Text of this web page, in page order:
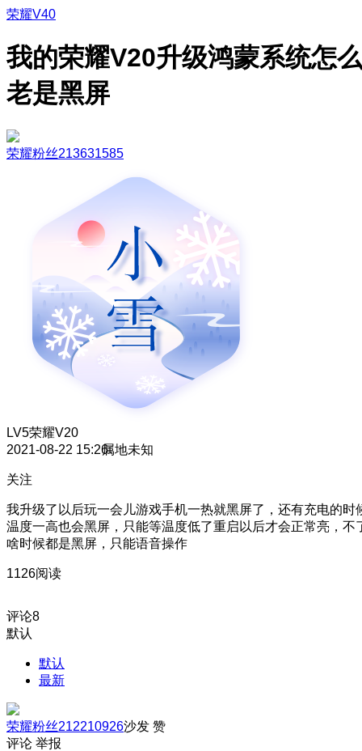
荣耀V40
我的荣耀V20升级鸿蒙系统怎么
老是黑屏
荣耀粉丝213631585
LV5荣耀V20
2021-08-22 15:26属地未知
关注
我升级了以后玩一会儿游戏手机一热就黑屏了，还有充电的时
温度一高也会黑屏，只能等温度低了重启以后才会正常亮，不
啥时候都是黑屏，只能语音操作
1126阅读
评论8
默认
默认
最新
荣耀粉丝212210926沙发 赞
评论 举报